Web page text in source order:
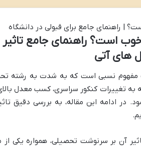
است؟ راهنمای جامع
نسبی است که به شدت به رشته
در ادامه این مقاله، به بررسی دقیق
آن بر سرنوشت تحصیلی، همواره یکی